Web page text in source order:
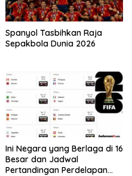
Spanyol Tasbihkan Raja
Sepakbola Dunia 2026
Ini Negara yang Berlaga di 16
Besar dan Jadwal
Pertandingan Perdelapan